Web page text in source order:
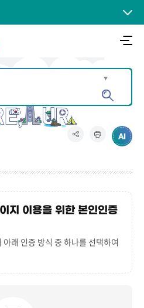
지 이용을 위한 본인인증
래 인증 방식 중 하나를 선택하여